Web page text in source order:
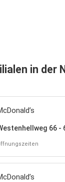
in der
66 -